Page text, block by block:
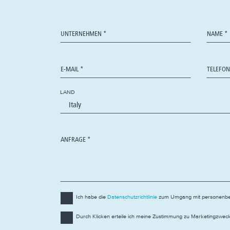
LAND
Ich habe die Datenschutzrichtlinie zum Umgang mit
Durch Klicken erteile ich meine Zustimmung zu